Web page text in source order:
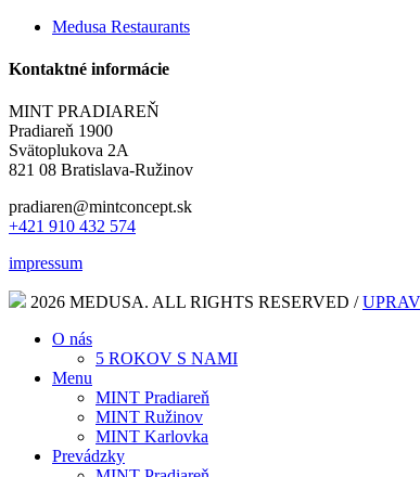
Medusa Restaurants
Kontaktné informácie
MINT PRADIAREŇ
Pradiareň 1900
Svätoplukova 2A
821 08 Bratislava-Ružinov
pradiaren@mintconcept.sk
+421 910 432 574
impressum
2026 MEDUSA. ALL RIGHTS RESERVED /
O nás
5 ROKOV S NAMI
Menu
MINT Pradiareň
MINT Ružinov
MINT Karlovka
Prevádzky